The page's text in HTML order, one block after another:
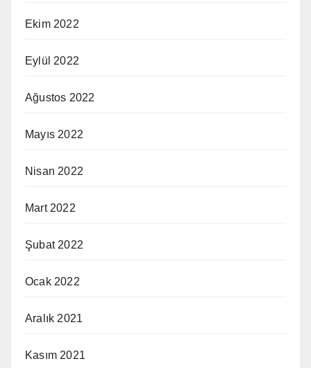
Ekim 2022
Eylül 2022
Ağustos 2022
Mayıs 2022
Nisan 2022
Mart 2022
Şubat 2022
Ocak 2022
Aralık 2021
Kasım 2021